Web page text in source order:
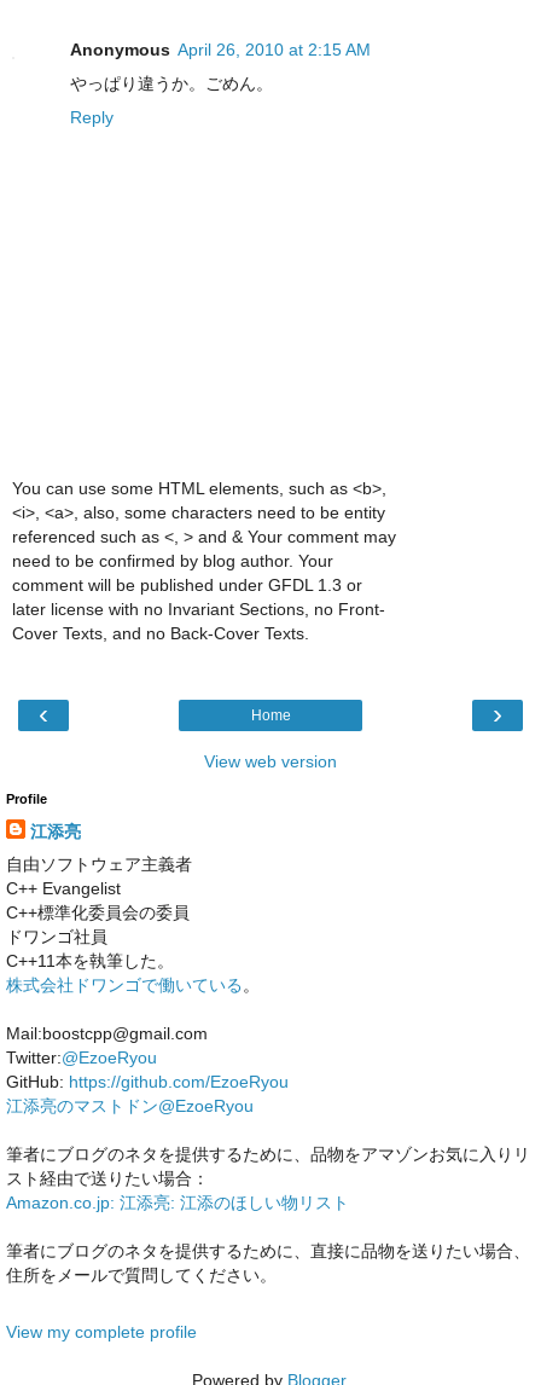
Anonymous April 26, 2010 at 2:15 AM
やっぱり違うか。ごめん。
Reply
You can use some HTML elements, such as <b>,
<i>, <a>, also, some characters need to be entity
referenced such as <, > and & Your comment may
need to be confirmed by blog author. Your
comment will be published under GFDL 1.3 or
later license with no Invariant Sections, no Front-
Cover Texts, and no Back-Cover Texts.
‹ ›
Home
View web version
Profile
江添亮
自由ソフトウェア主義者
C++ Evangelist
C++標準化委員会の委員
ドワンゴ社員
C++11本を執筆した。
株式会社ドワンゴで働いている 。
Mail:boostcpp@gmail.com
Twitter:@EzoeRyou
GitHub: https://github.com/EzoeRyou
江添亮のマストドン@EzoeRyou
筆者にブログのネタを提供するために、品物をアマゾンお気に入りリ
スト経由で送りたい場合：
Amazon.co.jp: 江添亮: 江添のほしい物リスト
筆者にブログのネタを提供するために、直接に品物を送りたい場合、
住所をメールで質問してください。
View my complete profile
Powered by Blogger.